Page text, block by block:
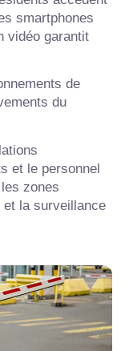
smartphones
vidéo garantit
de
du
et le personnel
zones
et la surveillance